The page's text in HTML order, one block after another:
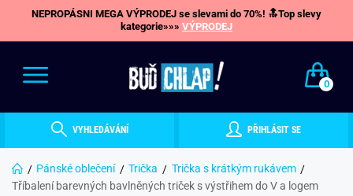
NEPROPÁSNI MEGA VÝPRODEJ se slevami do 70%! 🔝Top slevy
kategorie»»» VÝPRODEJ
0
VYHLEDÁVÁNÍ PŘIHLÁSIT SE
Pánské oblečení Trička
Trička s krátkým rukávem
Tříbalení barevných bavlněných triček s výstřihem do V a logem